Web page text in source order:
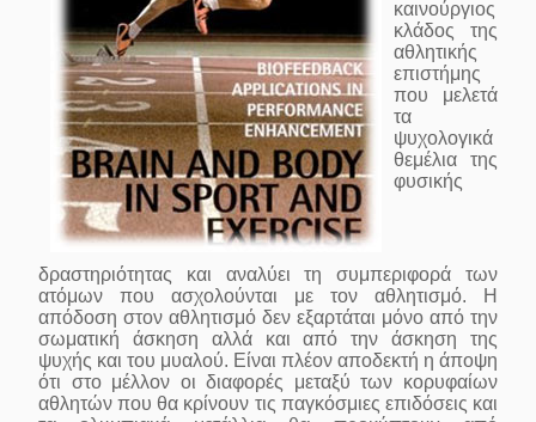
καινούργιος
κλάδος της
αθλητικής
επιστήμης
που μελετά
τα
ψυχολογικά
θεμέλια της
φυσικής
δραστηριότητας και αναλύει τη συμπεριφορά των
ατόμων που ασχολούνται με τον αθλητισμό. Η
απόδοση στον αθλητισμό δεν εξαρτάται μόνο από την
σωματική άσκηση αλλά και από την άσκηση της
ψυχής και του μυαλού. Είναι πλέον αποδεκτή η άποψη
ότι στο μέλλον οι διαφορές μεταξύ των κορυφαίων
αθλητών που θα κρίνουν τις παγκόσμιες επιδόσεις και